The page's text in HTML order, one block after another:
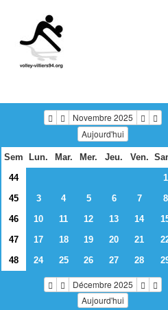
Novembre 2025
Aujourd'hui
Sem Lun. Mar. Mer. Jeu. Ven.
44
1
45
3 4 5 6 7 8
46
10 11 12 13 14
47
17 18 19 20 21
48
24 25 26 27 28
Décembre 2025
Aujourd'hui